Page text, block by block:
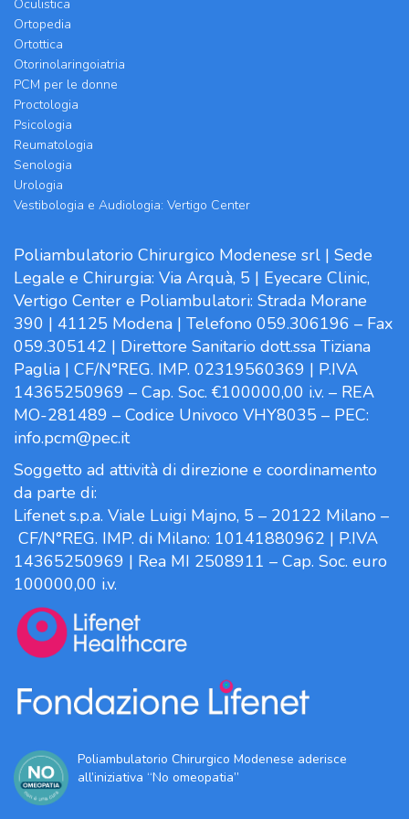
Oculistica
Ortopedia
Ortottica
Otorinolaringoiatria
PCM per le donne
Proctologia
Psicologia
Reumatologia
Senologia
Urologia
Vestibologia e Audiologia: Vertigo Center
Poliambulatorio Chirurgico Modenese srl | Sede
Legale e Chirurgia: Via Arquà, 5 | Eyecare Clinic,
Vertigo Center e Poliambulatori: Strada Morane
390 | 41125 Modena | Telefono 059.306196 – Fax
059.305142 | Direttore Sanitario dott.ssa Tiziana
Paglia | CF/N°REG. IMP. 02319560369 | P.IVA
14365250969 – Cap. Soc. €100000,00 i.v. – REA
MO-281489 – Codice Univoco VHY8035 – PEC:
info.pcm@pec.it
Soggetto ad attività di direzione e coordinamento
da parte di:
Lifenet s.p.a. Viale Luigi Majno, 5 – 20122 Milano –
CF/N°REG. IMP. di Milano: 10141880962 | P.IVA
14365250969 | Rea MI 2508911 – Cap. Soc. euro
100000,00 i.v.
Poliambulatorio Chirurgico Modenese aderisce
all’iniziativa “No omeopatia”